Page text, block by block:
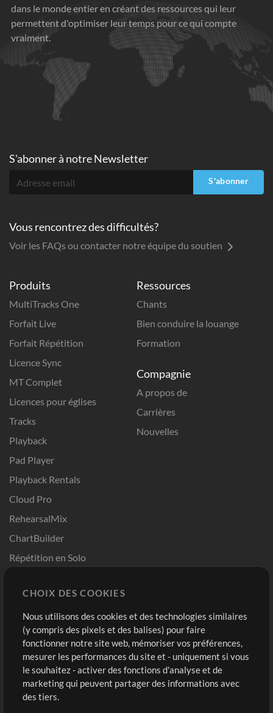
dans le monde entier en créant des ressources qui leur
permettent d'optimiser leur temps pour ce qui compte
vraiment.
Produits
MultiTracks One
Forfait Live
Forfait Répétition
Licence Sync
MT Complet
Licences pour églises
Tracks
Playback
Pad Player
Playback Rentals
Cloud Pro
RehearsalMix
ChartBuilder
Répétition en Solo
Modèles ProPresenter
Sons
Ressources
Chants
Bien conduire la louange
Formation
Compagnie
A propos de
Carrières
Nouvelles
Boutique
Acheter des crédits
Contenu gratuit
Demander les pistes
Compte
Connexion
S'inscrire
S'abonner à notre Newsletter
S'abonner
Vous rencontrez des difficultés?
Voir les FAQs ou contacter notre équipe du soutien
CHOIX DES COOKIES
Nous utilisons des cookies et des technologies similaires
(y compris des pixels et des balises) pour faire
fonctionner notre site web, mémoriser vos préférences,
mesurer les performances du site et - uniquement si vous
le souhaitez - activer des fonctions d'analyse et de
marketing qui peuvent partager des informations avec
des tiers.